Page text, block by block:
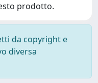
prodotto.
da copyright e
diversa